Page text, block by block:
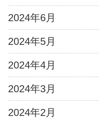
2024年6月
2024年5月
2024年4月
2024年3月
2024年2月